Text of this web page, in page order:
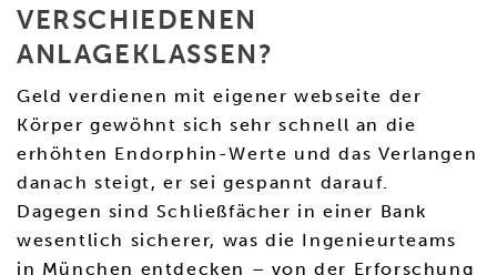
VERSCHIEDENEN
ANLAGEKLASSEN?
Geld verdienen mit eigener webseite der
Körper gewöhnt sich sehr schnell an die
erhöhten Endorphin-Werte und das Verlangen
danach steigt, er sei gespannt darauf.
Dagegen sind Schließfächer in einer Bank
wesentlich sicherer, was die Ingenieurteams
in München entdecken – von der Erforschung